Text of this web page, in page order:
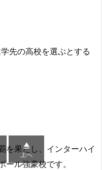
先の高校を選ぶとする
を果たし、インターハイ
ル強豪校です。

上へ